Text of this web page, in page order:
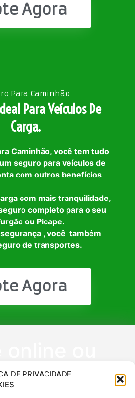
DE PRIVACIDADE
Agora
Para Caminhão
Para Veículos De
Carga.
Caminhão, você tem tudo
seguro para veículos de
com outros benefícios
com mais tranquilidade,
completo para o seu
ou Picape.
, você também
de transportes.
Agora
via